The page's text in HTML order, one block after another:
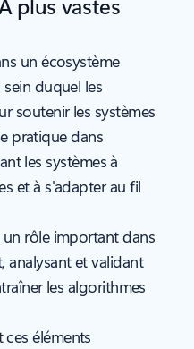
plus vastes
un écosystème
duquel les
soutenir les systèmes
pratique dans
les systèmes à
et à s'adapter au fil
un rôle important dans
analysant et validant
les algorithmes
éléments